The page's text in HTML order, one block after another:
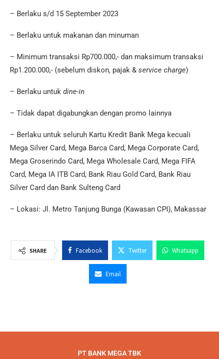
– Berlaku s/d 15 September 2023
– Berlaku untuk makanan dan minuman
– Minimum transaksi Rp700.000,- dan maksimum transaksi
Rp1.200.000,- (sebelum diskon, pajak & service charge)
– Berlaku untuk dine-in
– Tidak dapat digabungkan dengan promo lainnya
– Berlaku untuk seluruh Kartu Kredit Bank Mega kecuali
Mega Silver Card, Mega Barca Card, Mega Corporate Card,
Mega Groserindo Card, Mega Wholesale Card, Mega FIFA
Card, Mega IA ITB Card, Bank Riau Gold Card, Bank Riau
Silver Card dan Bank Sulteng Card
– Lokasi: Jl. Metro Tanjung Bunga (Kawasan CPI), Makassar
SHARE Facebook Twitter Whatsapp
Email
PT BANK MEGA TBK